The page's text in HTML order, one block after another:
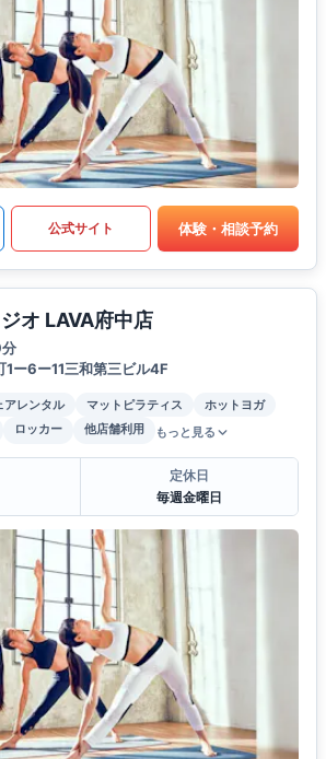
公式サイト 体験・相談予約
オ LAVA府中店
1ー6ー11三和第三ビル4F
アレンタル マットピラティス
ホットヨガ
ロッカー 他店舗利用 もっと見る
定休日
毎週金曜日